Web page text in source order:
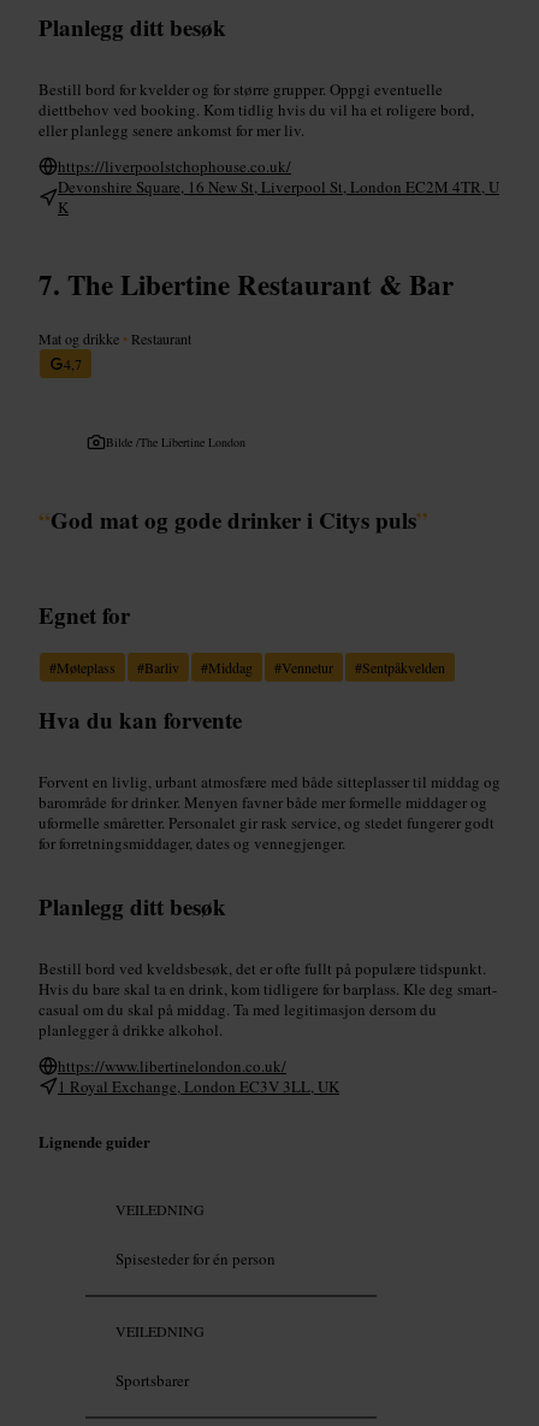
Planlegg ditt besøk
Bestill bord for kvelder og for større grupper. Oppgi eventuelle
diettbehov ved booking. Kom tidlig hvis du vil ha et roligere bord,
eller planlegg senere ankomst for mer liv.
https://liverpoolstchophouse.co.uk/
Devonshire Square, 16 New St, Liverpool St, London EC2M 4TR, U
K
The Libertine Restaurant & Bar
Mat og drikke • Restaurant
4,7
Bilde /The Libertine London
“God mat og gode drinker i Citys puls”
Egnet for
#Møteplass #Barliv #Middag #Vennetur #Sentpåkvelden
Hva du kan forvente
Forvent en livlig, urbant atmosfære med både sitteplasser til middag og
barområde for drinker. Menyen favner både mer formelle middager og
uformelle småretter. Personalet gir rask service, og stedet fungerer godt
for forretningsmiddager, dates og vennegjenger.
Planlegg ditt besøk
Bestill bord ved kveldsbesøk, det er ofte fullt på populære tidspunkt.
Hvis du bare skal ta en drink, kom tidligere for barplass. Kle deg smart-
casual om du skal på middag. Ta med legitimasjon dersom du
planlegger å drikke alkohol.
https://www.libertinelondon.co.uk/
1 Royal Exchange, London EC3V 3LL, UK
Lignende guider
VEILEDNING
Spisesteder for én person
VEILEDNING
Sportsbarer